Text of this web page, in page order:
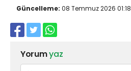
Güncelleme: 08 Temmuz 2026 01:18
Yorumyaz